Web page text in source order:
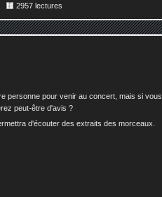
2957 lectures
personne pour venir au concert, mais si vous
peut-être d'avis ?
d'écouter des extraits des morceaux.